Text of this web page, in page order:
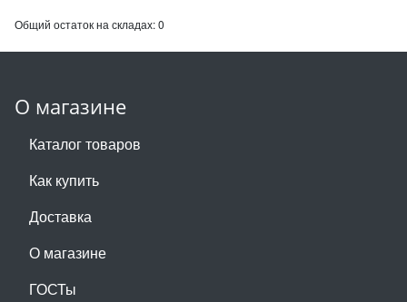
Общий остаток на складах:0
О магазине
Каталог товаров
Как купить
Доставка
О магазине
ГОСТы